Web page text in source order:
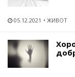
05.12.2021 ЖИВОТ